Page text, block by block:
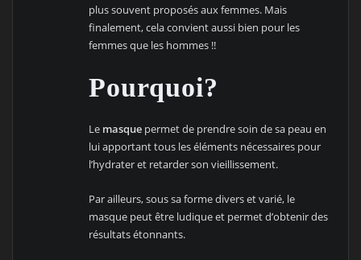
plus souvent proposés aux femmes. Mais
finalement, cela convient aussi bien pour les
femmes que les hommes !!
Pourquoi?
Le masque permet de prendre soin de sa peau en
lui apportant tous les éléments nécessaires pour
l’hydrater et retarder son vieillissement.
Par ailleurs, sous sa forme divers et varié, le
masque peut être ludique et permet d’obtenir des
résultats étonnants.